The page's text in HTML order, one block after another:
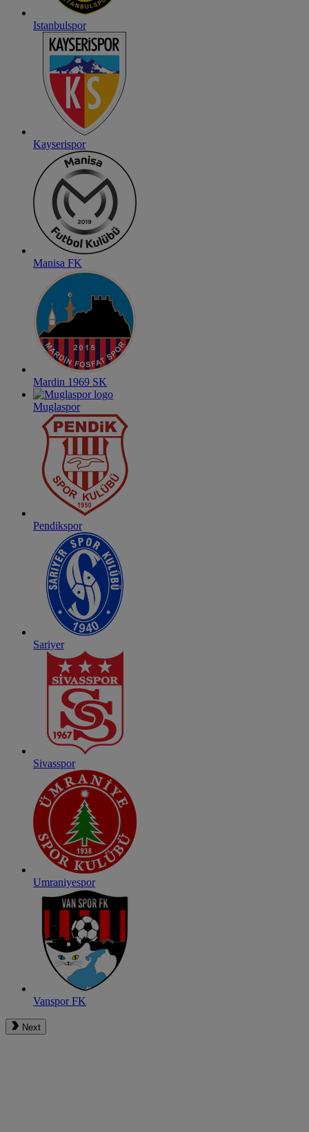
Istanbulspor
Kayserispor
Manisa FK
Mardin 1969 SK
Muglaspor
Pendikspor
Sariyer
Sivasspor
Umraniyespor
Vanspor FK
Next